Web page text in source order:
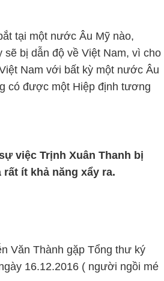
tại một nước Âu Mỹ nào,
bị dẫn độ về Việt Nam, vì cho
Nam với bất kỳ một nước Âu
có được một Hiệp định tương
việc Trịnh Xuân Thanh bị
ít khả năng xẩy ra.
Văn Thành gặp Tổng thư ký
16.12.2016 ( người ngồi mé